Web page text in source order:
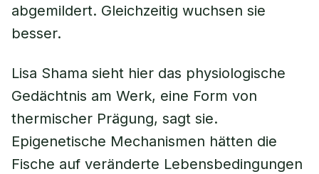
abgemildert. Gleichzeitig wuchsen sie
besser.
Lisa Shama sieht hier das physiologische
Gedächtnis am Werk, eine Form von
thermischer Prägung, sagt sie.
Epigenetische Mechanismen hätten die
Fische auf veränderte Lebensbedingungen